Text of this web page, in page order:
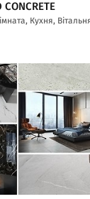
CONCRETE
Кухня,